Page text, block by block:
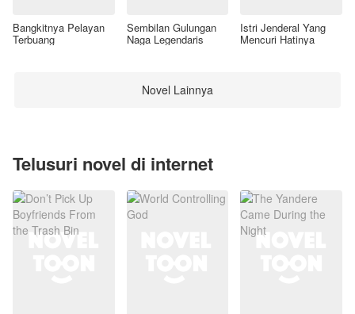
Bangkitnya Pelayan
Terbuang
Sembilan Gulungan
Naga Legendaris
Istri Jenderal Yang
Mencuri Hatinya
Novel Lainnya
Telusuri novel di internet